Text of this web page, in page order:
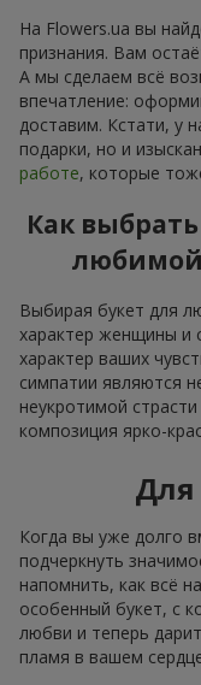
На Flowers.ua вы
признания. Вам
А мы сделаем всё
впечатление:
доставим. Кстати, у
подарки, но и
работе, которые
Как
любимой
Выбирая букет для
характер женщины
характер ваших
симпатии являются
неукротимой
композиция ярко-
Когда вы уже долго
подчеркнуть
напомнить, как всё
особенный букет, с
любви и теперь
пламя в вашем